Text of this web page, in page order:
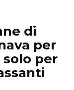
di
per
per